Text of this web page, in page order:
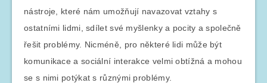
nástroje, které nám umožňují navazovat vztahy s
ostatními lidmi, sdílet své myšlenky a pocity a společně
řešit problémy. Nicméně, pro některé lidi může být
komunikace a sociální interakce velmi obtížná a mohou
se s nimi potýkat s různými problémy.